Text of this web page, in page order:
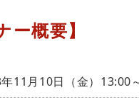
ー概要】
11月10日（金）13:00